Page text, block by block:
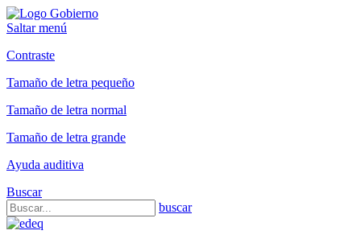
Saltar menú
Contraste
Tamaño de letra pequeño
Tamaño de letra normal
Tamaño de letra grande
Ayuda auditiva
Buscar
buscar